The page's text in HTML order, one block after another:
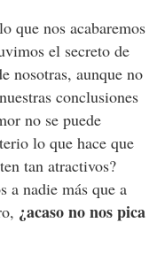
que nos acabaremos
el secreto de
nosotras, aunque no
conclusiones
no se puede
lo que hace que
tan atractivos?
a nadie más que a
¿acaso no nos pica